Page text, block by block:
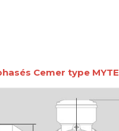
Cemer type MYTE